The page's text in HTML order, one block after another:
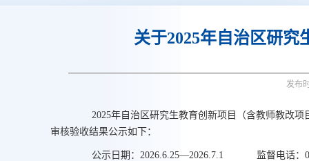
关于2025年自治区研究
发布
2025年自治区研究生教育创新项目（含教师教改项
审核验收结果公示如下：
公示日期：2026.6.25—2026.7.1 监督电话：